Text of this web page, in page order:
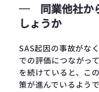
─ 同業他社か
しょうか
SAS起因の事故がな
での評価につながっ
を続けていると、こ
策が進んでいるようで